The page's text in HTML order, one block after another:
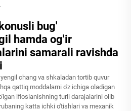
bug'
hamda og'ir
samarali ravishda
chang va shkaladan tortib quvur
qattiq moddalarni o'z ichiga oladigan
ifloslanishning turli darajalarini olib
katta ichki o'tishlari va mexanik